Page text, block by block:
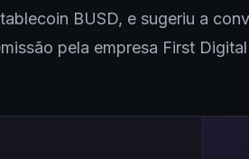
BUSD, e sugeriu a
pela empresa First